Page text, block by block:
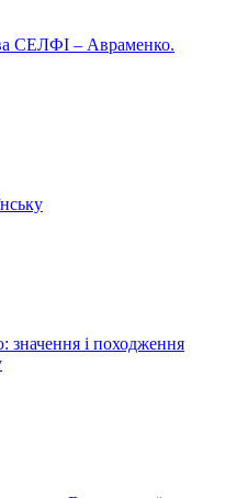
СЕЛФІ – Авраменко.
значення і походження